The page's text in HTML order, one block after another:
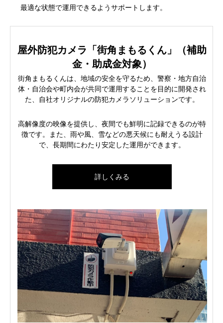
最適な状態で運用できるようサポートします。
屋外防犯カメラ「街角まもるくん」（補助
金・助成金対象）
街角まもるくんは、地域の安全を守るため、警察・地方自治
体・自治会や町内会が共同で運用することを目的に開発され
た、自社オリジナルの防犯カメラソリューションです。
高解像度の映像を提供し、夜間でも鮮明に記録できるのが特
徴です。また、雨や風、雪などの悪天候にも耐えうる設計
で、長期間にわたり安定した運用ができます。
詳しくみる